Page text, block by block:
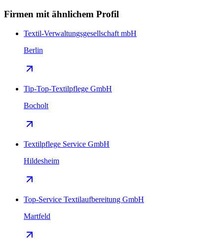
Firmen mit ähnlichem Profil
Textil-Verwaltungsgesellschaft mbH
Berlin
Tip-Top-Textilpflege GmbH
Bocholt
Textilpflege Service GmbH
Hildesheim
Top-Service Textilaufbereitung GmbH
Martfeld